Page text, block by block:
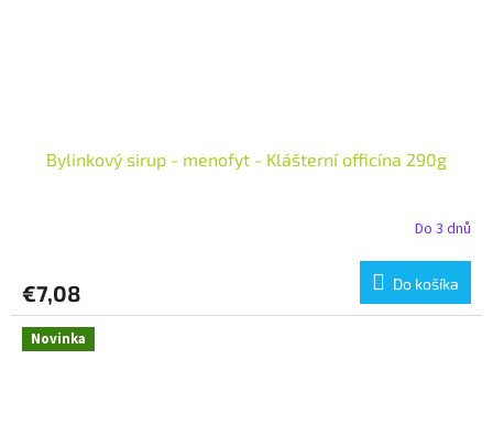
Bylinkový sirup - menofyt - Klášterní officína 290g
Do 3 dnů
€7,08 Do košíka
Novinka